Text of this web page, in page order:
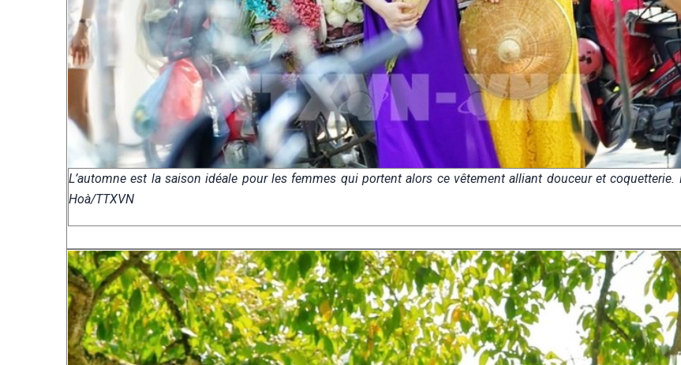
L’automne est la saison idéale pour les femmes qui portent alors ce vêtement alliant douceur et coquetterie.
Hoà/TTXVN